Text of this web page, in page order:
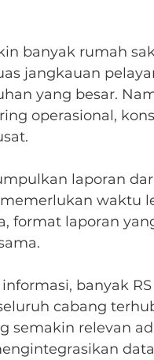
banyak rumah
jangkauan
yang besar.
operasional,
laporan
waktu
format laporan
banyak
cabang
semakin relevan